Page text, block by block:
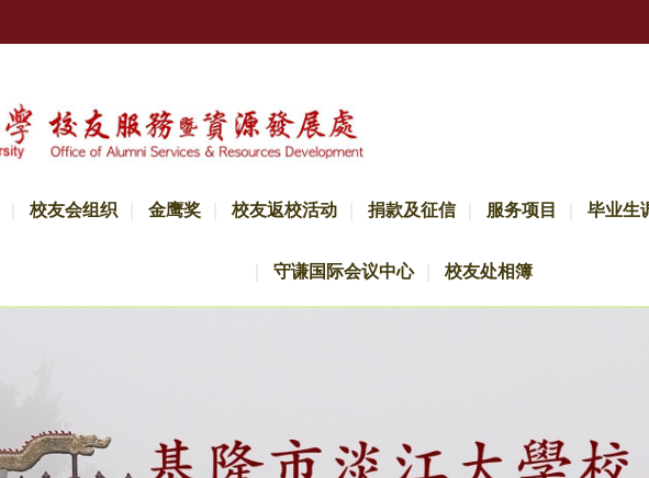
校友会组织 金鹰奖 校友返校活动 捐款及征信 服务项目 毕业生
守谦国际会议中心 校友处相簿